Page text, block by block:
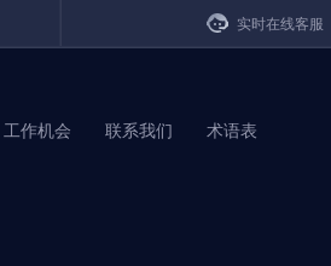
实时在线客服
工作机会 联系我们 术语表